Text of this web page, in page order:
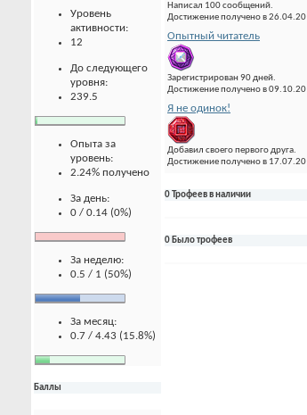
Уровень
активности:
12
До следующего
уровня:
239.5
Опыта за
уровень:
2.24% получено
За день:
0 / 0.14 (0%)
За неделю:
0.5 / 1 (50%)
За месяц:
0.7 / 4.43 (15.8%)
Баллы
Написал 100 сообщений.
Достижение получено в
Опытный читатель
Зарегистрирован 90 дней.
Достижение получено в
Я не одинок!
Добавил своего первого друга.
Достижение получено в
0 Трофеев в наличии
0 Было трофеев